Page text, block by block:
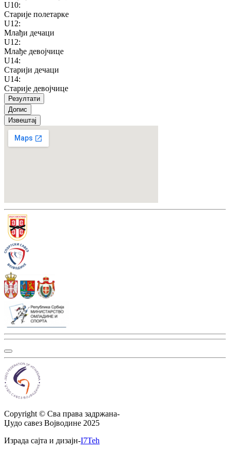
U10:
Старије полетарке
U12:
Млађи дечаци
U12:
Млађе девојчице
U14:
Старији дечаци
U14:
Старије девојчице
Резултати
Допис
Извештај
Copyright © Сва права задржана-
Џудо савез Војводине 2025
Израда сајта и дизајн-I7Teh